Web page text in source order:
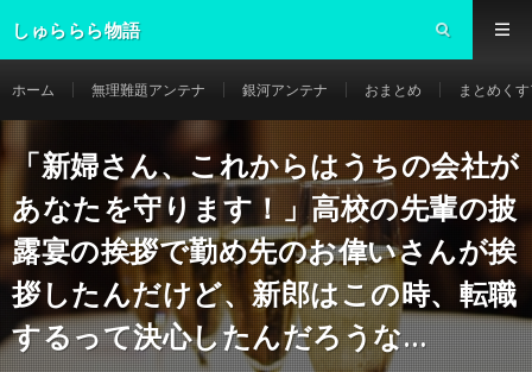
しゅららら物語
ホーム 無理難題アンテナ 銀河アンテナ おまとめ まとめく
「新婦さん、これからはうちの会社が
あなたを守ります！」高校の先輩の披
露宴の挨拶で勤め先のお偉いさんが挨
拶したんだけど、新郎はこの時、転職
するって決心したんだろうな…